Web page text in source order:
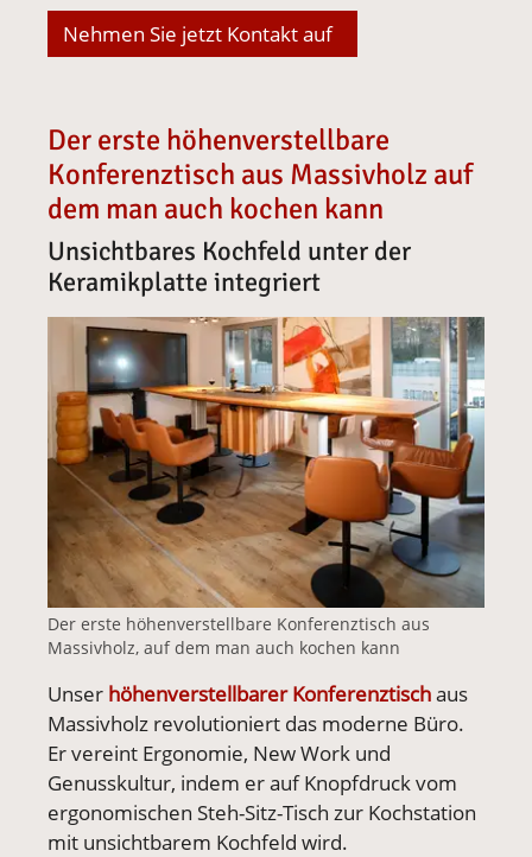
Nehmen Sie jetzt Kontakt auf
Der erste höhenverstellbare
Konferenztisch aus Massivholz auf
dem man auch kochen kann
Unsichtbares Kochfeld unter der
Keramikplatte integriert
Vergrößerte Version anzeigen für
Der erste höhenverstellbare Konferenztisch aus
Massivholz, auf dem man auch kochen kann
Unser höhenverstellbarer Konferenztischaus
Massivholz revolutioniert das moderne Büro.
Er vereint Ergonomie, New Work und
Genusskultur, indem er auf Knopfdruck vom
ergonomischen Steh-Sitz-Tisch zur Kochstation
mit unsichtbarem Kochfeld wird.